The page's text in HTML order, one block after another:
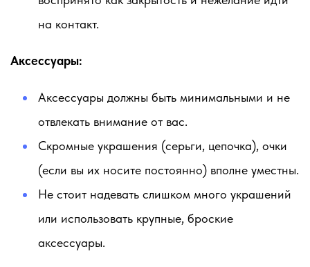
на контакт.
Аксессуары:
Аксессуары должны быть минимальными и не
отвлекать внимание от вас.
Скромные украшения (серьги, цепочка), очки
(если вы их носите постоянно) вполне уместны.
Не стоит надевать слишком много украшений
или использовать крупные, броские
аксессуары.